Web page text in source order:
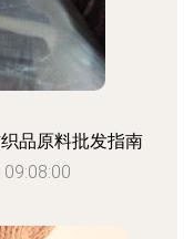
品原料批发指南